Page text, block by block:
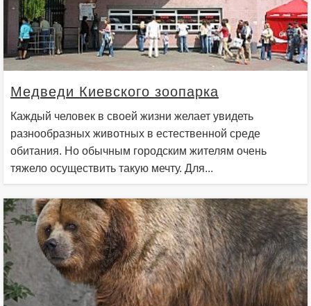
Медведи Киевского зоопарка
Каждый человек в своей жизни желает увидеть
разнообразных животных в естественной среде
обитания. Но обычным городским жителям очень
тяжело осуществить такую мечту. Для...